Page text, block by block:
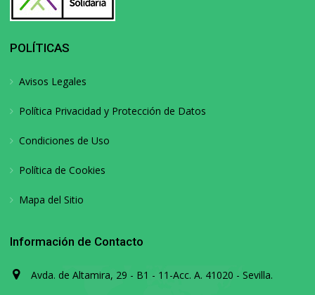
POLÍTICAS
Avisos Legales
Política Privacidad y Protección de Datos
Condiciones de Uso
Política de Cookies
Mapa del Sitio
Información de Contacto
Avda. de Altamira, 29 - B1 - 11-Acc. A. 41020 - Sevilla.